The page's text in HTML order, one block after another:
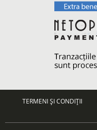
TERMENI ȘI CONDIȚII